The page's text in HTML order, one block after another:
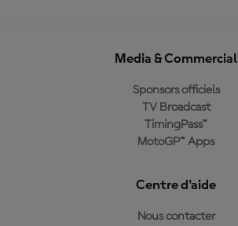
Media & Commercial
Sponsors officiels
TV Broadcast
TimingPass™
MotoGP™ Apps
Centre d'aide
Nous contacter